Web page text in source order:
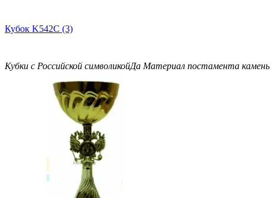
Кубок K542C (3)
Кубки с Российской символикойДа Материал постамента камень